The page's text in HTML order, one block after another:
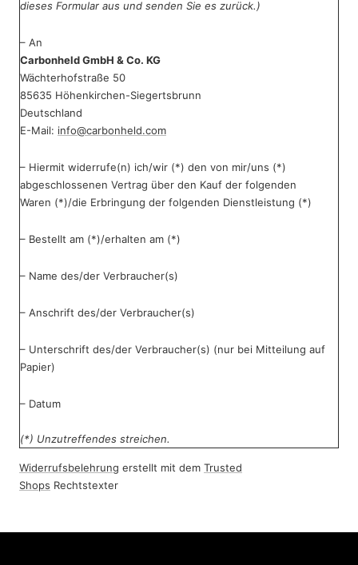
dieses Formular aus und senden Sie es zurück.)
– An
Carbonheld GmbH & Co. KG
Wächterhofstraße 50
85635 Höhenkirchen-Siegertsbrunn
Deutschland
E-Mail: info@carbonheld.com
– Hiermit widerrufe(n) ich/wir (*) den von mir/uns (*)
abgeschlossenen Vertrag über den Kauf der folgenden
Waren (*)/die Erbringung der folgenden Dienstleistung (*)
– Bestellt am (*)/erhalten am (*)
– Name des/der Verbraucher(s)
– Anschrift des/der Verbraucher(s)
– Unterschrift des/der Verbraucher(s) (nur bei Mitteilung auf
Papier)
– Datum
(*) Unzutreffendes streichen.
Widerrufsbelehrung erstellt mit dem Trusted
Shops Rechtstexter